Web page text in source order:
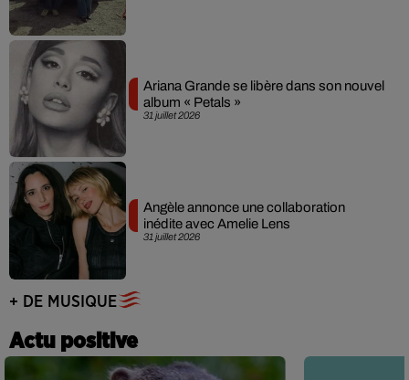
31 juillet 2026
Ariana Grande se libère dans son nouvel
album « Petals »
31 juillet 2026
Angèle annonce une collaboration
inédite avec Amelie Lens
+ DE MUSIQUE
Actu positive